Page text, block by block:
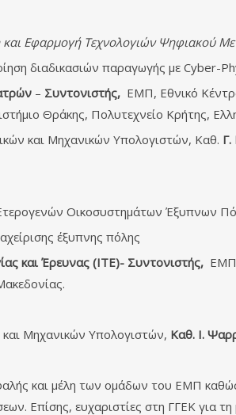
Εφαρμογή Τεχνολογιών Ψηφιακού
διαδικασιών παραγωγής με Cyber-
– Συντονιστής, ΕΜΠ, Εθνικό
Θράκης, Πολυτεχνείο Κρήτης,
και Μηχανικών Υπολογιστών, Καθ. Γ.
Οικοσυστημάτων Έξυπνων
έξυπνης πόλης
και Έρευνας (ΙΤΕ)- Συντονιστής,
Μηχανικών Υπολογιστών, Καθ. Ι.
και μέλη των ομάδων του ΕΜΠ
Επίσης, ευχαριστίες στη ΓΓΕΚ για τη